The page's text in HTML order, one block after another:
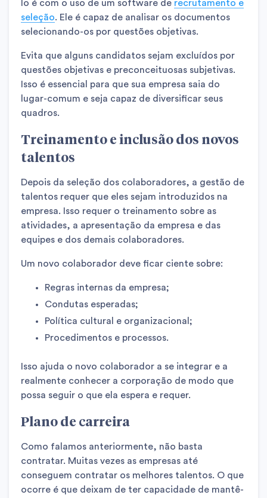
lo é com o uso de um software de recrutamento e
seleção. Ele é capaz de analisar os documentos
selecionando-os por questões objetivas.
Evita que alguns candidatos sejam excluídos por
questões objetivas e preconceituosas subjetivas.
Isso é essencial para que sua empresa saia do
lugar-comum e seja capaz de diversificar seus
quadros.
Treinamento e inclusão dos novos
talentos
Depois da seleção dos colaboradores, a gestão de
talentos requer que eles sejam introduzidos na
empresa. Isso requer o treinamento sobre as
atividades, a apresentação da empresa e das
equipes e dos demais colaboradores.
Um novo colaborador deve ficar ciente sobre:
Regras internas da empresa;
Condutas esperadas;
Política cultural e organizacional;
Procedimentos e processos.
Isso ajuda o novo colaborador a se integrar e a
realmente conhecer a corporação de modo que
possa seguir o que ela espera e requer.
Plano de carreira
Como falamos anteriormente, não basta
contratar. Muitas vezes as empresas até
conseguem contratar os melhores talentos. O que
ocorre é que deixam de ter capacidade de mantê-